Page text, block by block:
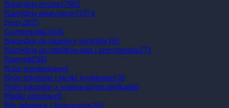
Narzędzia ręczne17965
Narzędzia skrawające11074
Frezy2825
Gwintowniki1620
Narzędzia do naprawy gwintów101
Narzędzia do radełkowania i przeciągania273
Narzynki560
Noże segmentowe4
Noże tokarskie i płytki wymienne130
Noże tokarskie z wlutowanymi płytkami0
Pilniki obrotowe0
Piły taśmowe i brzeszczoty216